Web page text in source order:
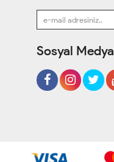
Sosyal Medya